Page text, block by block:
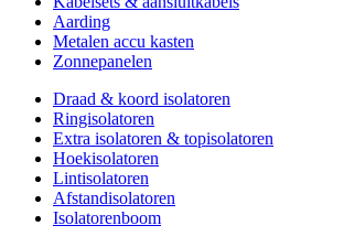
Aarding
Metalen accu kasten
Zonnepanelen
Draad & koord isolatoren
Ringisolatoren
Extra isolatoren & topisolatoren
Hoekisolatoren
Lintisolatoren
Afstandisolatoren
Isolatorenboom